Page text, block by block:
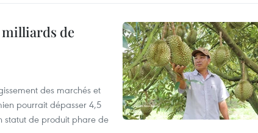
milliards de
des marchés et
pourrait dépasser 4,5
statut de produit phare de